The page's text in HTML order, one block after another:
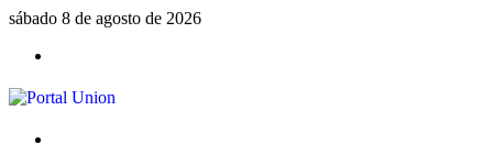
sábado 8 de agosto de 2026